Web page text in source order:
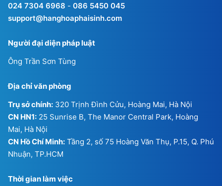
024 7304 6968 - 086 5450 045
support@hanghoaphaisinh.com
Người đại diện pháp luật
Ông Trần Sơn Tùng
Địa chỉ văn phòng
Trụ sở chính: 320 Trịnh Đình Cửu, Hoàng Mai, Hà Nội
CN HN1: 25 Sunrise B, The Manor Central Park, Hoàng
Mai, Hà Nội
CN Hồ Chí Minh: Tầng 2, số 75 Hoàng Văn Thụ, P.15, Q. Phú
Nhuận, TP.HCM
Thời gian làm việc